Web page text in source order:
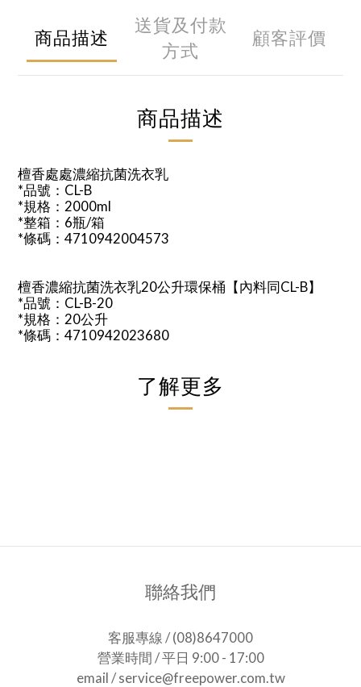
商品描述
送貨及付款
方式
顧客評價
商品描述
檀香處處濃縮抗菌洗衣乳
*品號：CL-B
*規格：2000ml
*整箱：6瓶/箱
*條碼：4710942004573
檀香濃縮抗菌洗衣乳20公升環保桶【內料同CL-B】
*品號：CL-B-20
*規格：20公升
*條碼：4710942023680
了解更多
聯絡我們
客服專線 / (08)8647000
營業時間 / 平日 9:00 - 17:00
email / service@freepower.com.tw